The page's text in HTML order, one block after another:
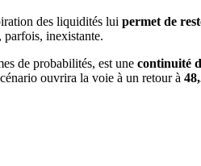
des liquidités lui permet de
parfois, inexistante.
de probabilités, est une continuité
ouvrira la voie à un retour à